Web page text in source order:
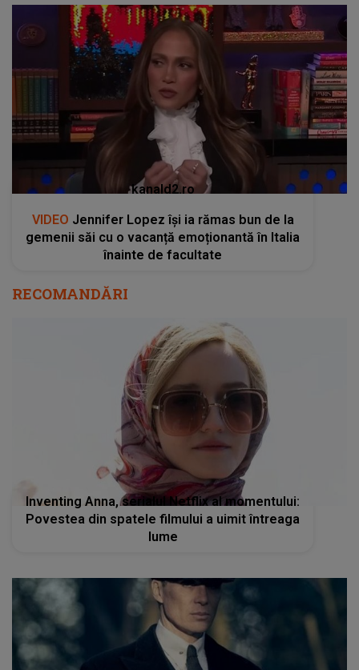
kanald2.ro
VIDEO Jennifer Lopez își ia rămas bun de la
gemenii săi cu o vacanță emoționantă în Italia
înainte de facultate
RECOMANDĂRI
Inventing Anna, serialul Netflix al momentului:
Povestea din spatele filmului a uimit întreaga
lume